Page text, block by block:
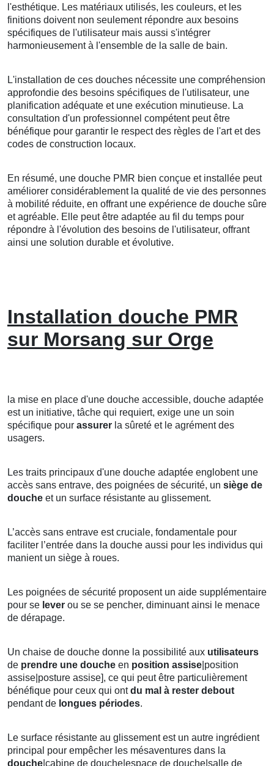
l'esthétique. Les matériaux utilisés, les couleurs, et les
finitions doivent non seulement répondre aux besoins
spécifiques de l'utilisateur mais aussi s'intégrer
harmonieusement à l'ensemble de la salle de bain.
L'installation de ces douches nécessite une compréhension
approfondie des besoins spécifiques de l'utilisateur, une
planification adéquate et une exécution minutieuse. La
consultation d'un professionnel compétent peut être
bénéfique pour garantir le respect des règles de l'art et des
codes de construction locaux.
En résumé, une douche PMR bien conçue et installée peut
améliorer considérablement la qualité de vie des personnes
à mobilité réduite, en offrant une expérience de douche sûre
et agréable. Elle peut être adaptée au fil du temps pour
répondre à l'évolution des besoins de l'utilisateur, offrant
ainsi une solution durable et évolutive.
Installation douche PMR
sur Morsang sur Orge
la mise en place d'une douche accessible, douche adaptée
est un initiative, tâche qui requiert, exige une un soin
spécifique pour assurer la sûreté et le agrément des
usagers.
Les traits principaux d'une douche adaptée englobent une
accès sans entrave, des poignées de sécurité, un siège de
douche et un surface résistante au glissement.
L’accès sans entrave est cruciale, fondamentale pour
faciliter l’entrée dans la douche aussi pour les individus qui
manient un siège à roues.
Les poignées de sécurité proposent un aide supplémentaire
pour se lever ou se se pencher, diminuant ainsi le menace
de dérapage.
Un chaise de douche donne la possibilité aux utilisateurs
de prendre une douche en position assise |position
assise|posture assise], ce qui peut être particulièrement
bénéfique pour ceux qui ontdu mal à rester debout
pendant de longues périodes.
Le surface résistante au glissement est un autre ingrédient
principal pour empêcher les mésaventures dans la
douche |cabine de douche|espace de douche|salle de